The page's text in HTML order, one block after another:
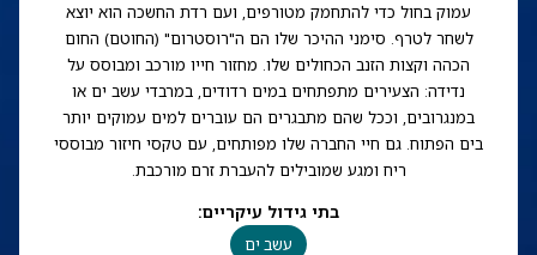
עמוק בחול כדי להתחמק מטורפים, ועם רדת החשכה הוא יוצא
לשחר לטרף. סימני ההיכר שלו הם ה"רוסטרום" (החוטם) החום
הכהה וקצות הזנב הכחולים שלו. מחזור חייו מורכב ומבוסס על
נדידה: הצעירים מתפתחים במים רדודים, במרבדי עשב ים או
במנגרובים, וככל שהם מתבגרים הם עוברים למים עמוקים יותר
בים הפתוח. גם חיי החברה שלו מפותחים, עם טקסי חיזור מבוססי
ריח ומגע שמובילים להעברת זרם מורכבת.
בתי גידול עיקריים:
עשב ים